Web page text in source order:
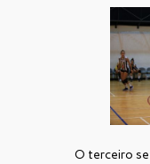
O terceiro